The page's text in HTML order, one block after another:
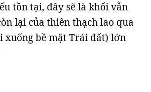
tồn tại, đây sẽ là khối vẫn
lại của thiên thạch lao qua
xuống bề mặt Trái đất) lớn